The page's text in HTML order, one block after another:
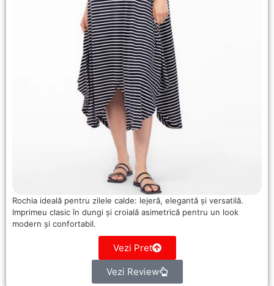
Rochia ideală pentru zilele calde: lejeră, elegantă și versatilă.
Imprimeu clasic în dungi și croială asimetrică pentru un look
modern și confortabil.
Vezi Pret
Vezi Review